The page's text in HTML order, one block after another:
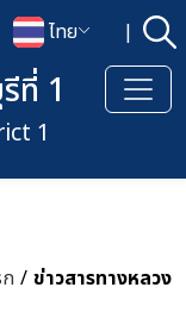
ว็บไซต์
เปลี่ยนภาษา
ไทย | ค้
งค้นหาข้อมูลหลักของเ
ที่ 1
1
/ ข่าวสารทางหลวง